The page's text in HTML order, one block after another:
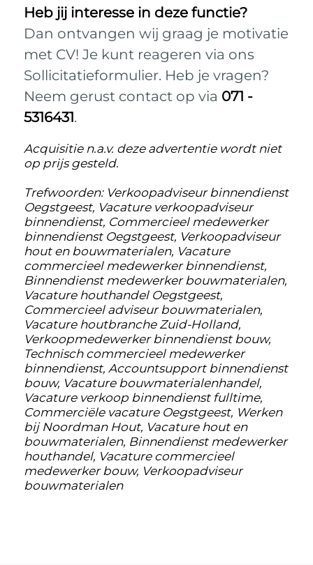
Heb jij interesse in deze functie?
Dan ontvangen wij graag je motivatie
met CV! Je kunt reageren via ons
Sollicitatieformulier. Heb je vragen?
Neem gerust contact op via 071 -
5316431.
Acquisitie n.a.v. deze advertentie wordt niet
op prijs gesteld.
Trefwoorden: Verkoopadviseur binnendienst
Oegstgeest, Vacature verkoopadviseur
binnendienst, Commercieel medewerker
binnendienst Oegstgeest, Verkoopadviseur
hout en bouwmaterialen, Vacature
commercieel medewerker binnendienst,
Binnendienst medewerker bouwmaterialen,
Vacature houthandel Oegstgeest,
Commercieel adviseur bouwmaterialen,
Vacature houtbranche Zuid-Holland,
Verkoopmedewerker binnendienst bouw,
Technisch commercieel medewerker
binnendienst, Accountsupport binnendienst
bouw, Vacature bouwmaterialenhandel,
Vacature verkoop binnendienst fulltime,
Commerciële vacature Oegstgeest, Werken
bij Noordman Hout, Vacature hout en
bouwmaterialen, Binnendienst medewerker
houthandel, Vacature commercieel
medewerker bouw, Verkoopadviseur
bouwmaterialen